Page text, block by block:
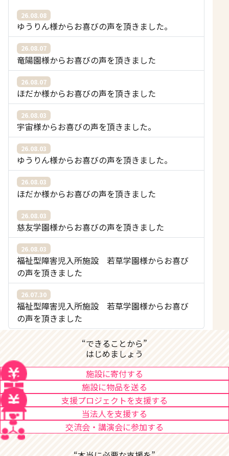
26.08.08
ゆうりん様からお喜びの声を頂きました。
26.08.07
竜陽園様からお喜びの声を頂きました
26.08.07
ほだか様からお喜びの声を頂きました
26.08.03
宇宙様からお喜びの声を頂きました。
26.08.03
ゆうりん様からお喜びの声を頂きました。
26.08.03
ほだか様からお喜びの声を頂きました
26.08.03
慈友学園様からお喜びの声を頂きました
26.08.03
福祉型障害児入所施設 若草学園様からお喜び
の声を頂きました
26.07.30
福祉型障害児入所施設 若草学園様からお喜び
の声を頂きました
“できることから”
はじめましょう
施設に寄付する
施設に物品を送る
支援プロジェクトを支援する
当法人を支援する
交流会・講演会に参加する